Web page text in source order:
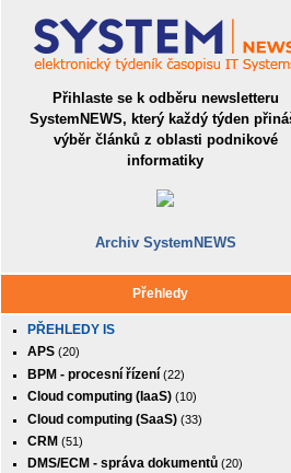
Přihlaste se k odběru newsletteru
SystemNEWS, který každý týden
výběr článků z oblasti podnikové
informatiky
Archiv SystemNEWS
Přehledy
PŘEHLEDY IS
APS (20)
BPM - procesní řízení (22)
Cloud computing (IaaS) (10)
Cloud computing (SaaS) (33)
CRM (51)
DMS/ECM - správa dokumentů (20)